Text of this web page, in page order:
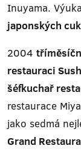
Inuyama.
japonských
2004
restauraci
šéfkuchař
restaurace
jako sedmá
Grand